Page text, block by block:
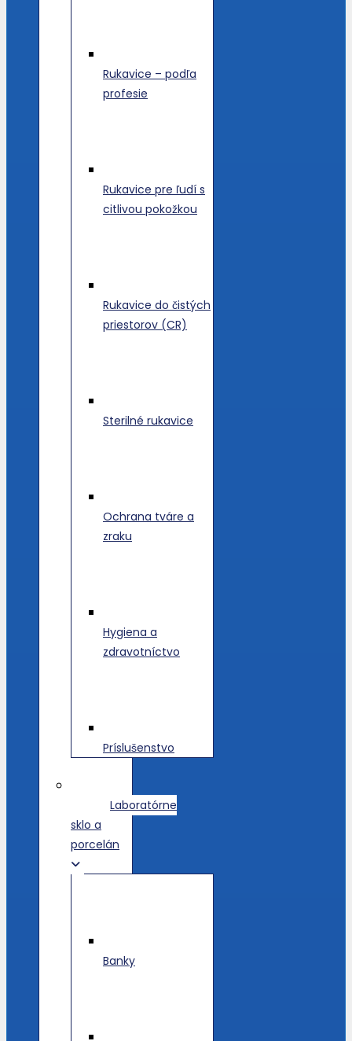
Rukavice – podľa
profesie
Rukavice pre ľudí s
citlivou pokožkou
Rukavice do čistých
priestorov (CR)
Sterilné rukavice
Ochrana tváre a
zraku
Hygiena a
zdravotníctvo
Príslušenstvo
Laboratórne
sklo a
porcelán
Banky